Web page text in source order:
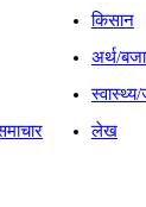
किसान
अर्थ/
लेख